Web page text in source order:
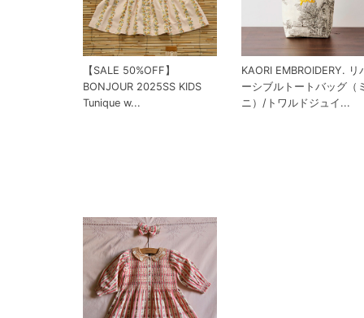
【SALE 50%OFF】
BONJOUR 2025SS KIDS
Tunique w...
KAORI EMBROIDERY. リ
ーシブルトートバッグ（
ニ）/トワルドジュイ...